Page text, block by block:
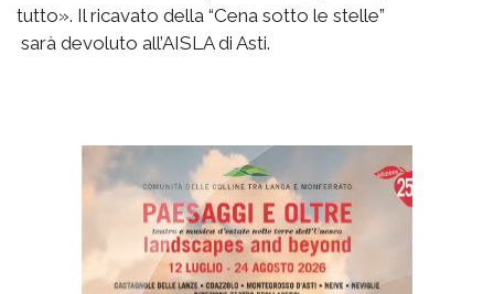
tutto». Il ricavato della “Cena sotto le stelle”
sarà devoluto all’AISLA di Asti.